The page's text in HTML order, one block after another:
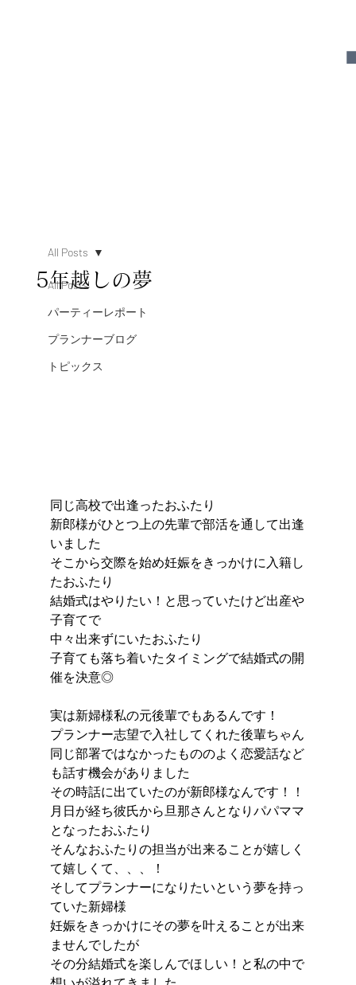
All Posts
パーティーレポート
プランナーブログ
トピックス
All Posts
5年越しの夢
同じ高校で出逢ったおふたり
新郎様がひとつ上の先輩で部活を通して出逢
いました
そこから交際を始め妊娠をきっかけに入籍し
たおふたり
結婚式はやりたい！と思っていたけど出産や
子育てで
中々出来ずにいたおふたり
子育ても落ち着いたタイミングで結婚式の開
催を決意◎
実は新婦様私の元後輩でもあるんです！
プランナー志望で入社してくれた後輩ちゃん
同じ部署ではなかったもののよく恋愛話など
も話す機会がありました
その時話に出ていたのが新郎様なんです！！
月日が経ち彼氏から旦那さんとなりパパママ
となったおふたり
そんなおふたりの担当が出来ることが嬉しく
て嬉しくて、、、！
そしてプランナーになりたいという夢を持っ
ていた新婦様
妊娠をきっかけにその夢を叶えることが出来
ませんでしたが
その分結婚式を楽しんでほしい！と私の中で